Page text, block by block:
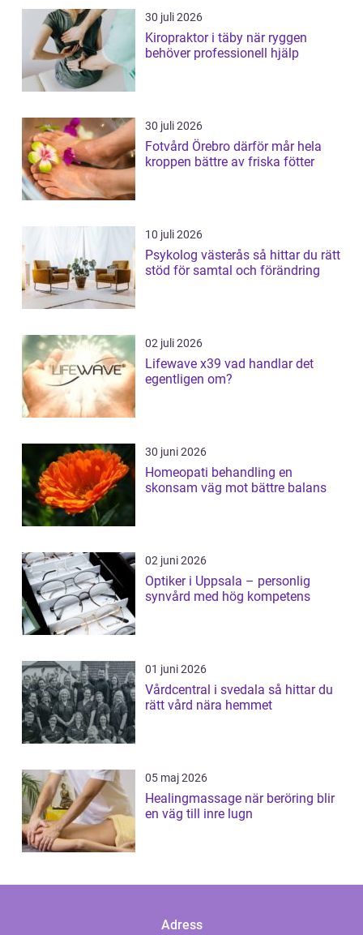
30 juli 2026
Kiropraktor i täby när ryggen
behöver professionell hjälp
30 juli 2026
Fotvård Örebro därför mår hela
kroppen bättre av friska fötter
10 juli 2026
Psykolog västerås så hittar du rätt
stöd för samtal och förändring
02 juli 2026
Lifewave x39 vad handlar det
egentligen om?
30 juni 2026
Homeopati behandling en
skonsam väg mot bättre balans
02 juni 2026
Optiker i Uppsala – personlig
synvård med hög kompetens
01 juni 2026
Vårdcentral i svedala så hittar du
rätt vård nära hemmet
05 maj 2026
Healingmassage när beröring blir
en väg till inre lugn
Adress